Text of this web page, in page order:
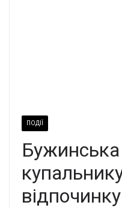
ПОДІЇ
Бужинська
відпочинку